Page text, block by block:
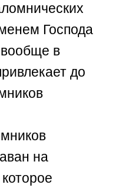
Господа
в
до
на
которое